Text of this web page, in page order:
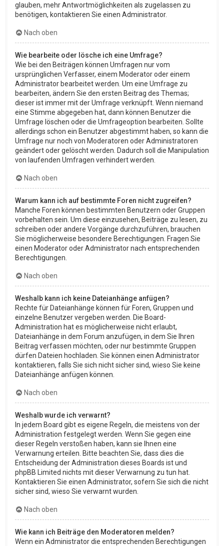
glauben, mehr Antwortmöglichkeiten als zugelassen zu
benötigen, kontaktieren Sie einen Administrator.
Nach oben
Wie bearbeite oder lösche ich eine Umfrage?
Wie bei den Beiträgen können Umfragen nur vom
ursprünglichen Verfasser, einem Moderator oder einem
Administrator bearbeitet werden. Um eine Umfrage zu
bearbeiten, ändern Sie den ersten Beitrag des Themas;
dieser ist immer mit der Umfrage verknüpft. Wenn niemand
eine Stimme abgegeben hat, dann können Benutzer die
Umfrage löschen oder die Umfrageoption bearbeiten. Sollte
allerdings schon ein Benutzer abgestimmt haben, so kann die
Umfrage nur noch von Moderatoren oder Administratoren
geändert oder gelöscht werden. Dadurch soll die Manipulation
von laufenden Umfragen verhindert werden.
Nach oben
Warum kann ich auf bestimmte Foren nicht zugreifen?
Manche Foren können bestimmten Benutzern oder Gruppen
vorbehalten sein. Um diese einzusehen, Beiträge zu lesen, zu
schreiben oder andere Vorgänge durchzuführen, brauchen
Sie möglicherweise besondere Berechtigungen. Fragen Sie
einen Moderator oder Administrator nach entsprechenden
Berechtigungen.
Nach oben
Weshalb kann ich keine Dateianhänge anfügen?
Rechte für Dateianhänge können für Foren, Gruppen und
einzelne Benutzer vergeben werden. Die Board-
Administration hat es möglicherweise nicht erlaubt,
Dateianhänge in dem Forum anzufügen, in dem Sie Ihren
Beitrag verfassen möchten, oder nur bestimmte Gruppen
dürfen Dateien hochladen. Sie können einen Administrator
kontaktieren, falls Sie sich nicht sicher sind, wieso Sie keine
Dateianhänge anfügen können.
Nach oben
Weshalb wurde ich verwarnt?
In jedem Board gibt es eigene Regeln, die meistens von der
Administration festgelegt werden. Wenn Sie gegen eine
dieser Regeln verstoßen haben, kann sie Ihnen eine
Verwarnung erteilen. Bitte beachten Sie, dass dies die
Entscheidung der Administration dieses Boards ist und
phpBB Limited nichts mit dieser Verwarnung zu tun hat.
Kontaktieren Sie einen Administrator, sofern Sie sich die nicht
sicher sind, wieso Sie verwarnt wurden.
Nach oben
Wie kann ich Beiträge den Moderatoren melden?
Wenn ein Administrator die entsprechenden Berechtigungen